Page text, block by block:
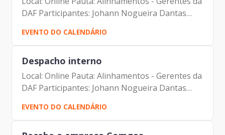
DAF Participantes: Johann Nogueira Dantas
Carolina Magnani Hiromoto Carlos Alberto da
Silva Tatiana Rosa Mie Kusano Solange
Rodrigues Parra Marco...
EVENTO DO CALENDÁRIO
Despacho interno
Local: Online Pauta: Alinhamentos - Gerentes da
DAF Participantes: Johann Nogueira Dantas
Carolina Magnani Hiromoto Carlos Alberto da
Silva Tatiana Rosa Mie Kusano Solange
Rodrigues Parra Marco...
EVENTO DO CALENDÁRIO